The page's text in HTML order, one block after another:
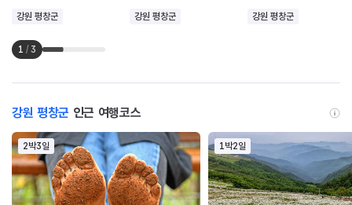
강원 평창군 강원 평창군 강원 평창군
1 / 3
강원 평창군 인근 여행코스
2박3일 1박2일